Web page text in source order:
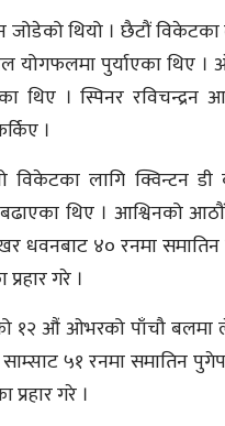
थियो । छैटौं विकेटका
योगफलमा पुर्याएका थिए ।
। स्पिनर रविचन्द्रन
।
विकेटका लागि क्विन्टन
बढाएका थिए । आश्विनको
४० रनमा समातिन
गरे ।
१२ औं ओभरको पाँचौ बलमा
५१ रनमा समातिन
गरे ।